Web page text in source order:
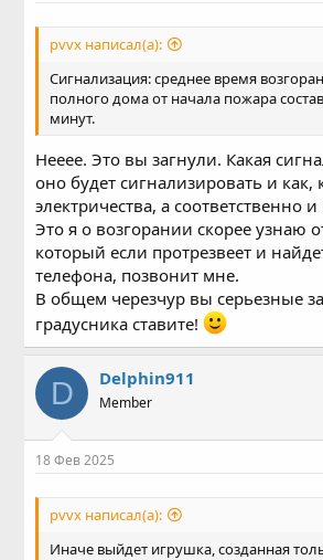
pvvx написал(а):
Сигнализация: среднее время
полного дома от начала пожара
минут.
Нееее. Это вы загнули. Какая
оно будет сигнализировать и как,
электричества, а соответственно
Это я о возгорании скорее узнаю
который если протрезвеет и
телефона, позвонит мне.
В общем черезчур вы серьезные
градусника ставите!
D Delphin911
Member
18 Фев 2025
pvvx написал(а):
Иначе выйдет игрушка, созданная